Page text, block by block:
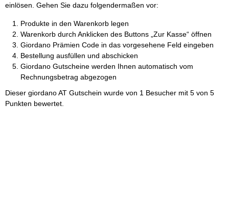
einlösen. Gehen Sie dazu folgendermaßen vor:
Produkte in den Warenkorb legen
Warenkorb durch Anklicken des Buttons „Zur Kasse“ öffnen
Giordano Prämien Code in das vorgesehene Feld eingeben
Bestellung ausfüllen und abschicken
Giordano Gutscheine werden Ihnen automatisch vom
Rechnungsbetrag abgezogen
Dieser giordano AT Gutschein wurde von 1 Besucher mit 5 von 5
Punkten bewertet.